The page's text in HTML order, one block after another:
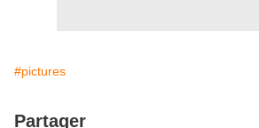
#pictures
Partager